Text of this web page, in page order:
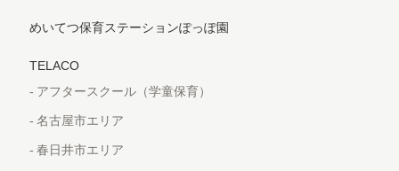
めいてつ保育ステーションぽっぽ園
TELACO
アフタースクール（学童保育）
名古屋市エリア
春日井市エリア